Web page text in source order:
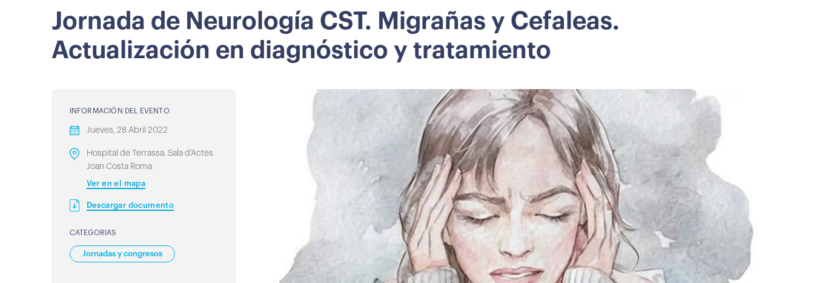
Jornada de Neurología CST. Migrañas y Cefaleas.
Actualización en diagnóstico y tratamiento
INFORMACIÓN DEL EVENTO
Jueves, 28 Abril 2022
Hospital de Terrassa. Sala d'Actes
Joan Costa Roma
Ver en el mapa
Descargar documento
CATEGORIAS
Jornadas y congresos